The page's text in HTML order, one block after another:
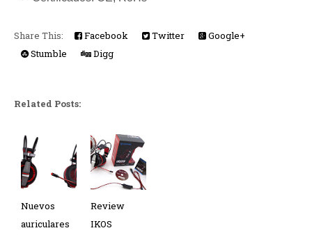
Share This: Facebook Twitter
Google+
Stumble
Digg
Related Posts:
Nuevos
auriculares
Review
IKOS